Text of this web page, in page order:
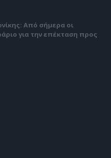
Από σήμερα οι
για την επέκταση προς